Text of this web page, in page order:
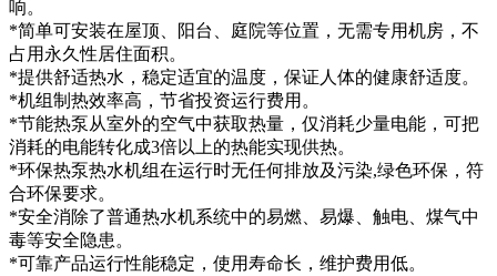
响。
*简单可安装在屋顶、阳台、庭院等位置，无需专用机房，不
占用永久性居住面积。
*提供舒适热水，稳定适宜的温度，保证人体的健康舒适度。
*机组制热效率高，节省投资运行费用。
*节能热泵从室外的空气中获取热量，仅消耗少量电能，可把
消耗的电能转化成3倍以上的热能实现供热。
*环保热泵热水机组在运行时无任何排放及污染,绿色环保，符
合环保要求。
*安全消除了普通热水机系统中的易燃、易爆、触电、煤气中
毒等安全隐患。
*可靠产品运行性能稳定，使用寿命长，维护费用低。